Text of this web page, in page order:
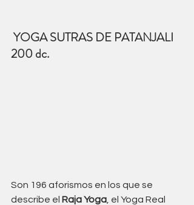
200 dc.
Son 196 aforismos en los que se
describe el Raja Yoga , el Yoga Real